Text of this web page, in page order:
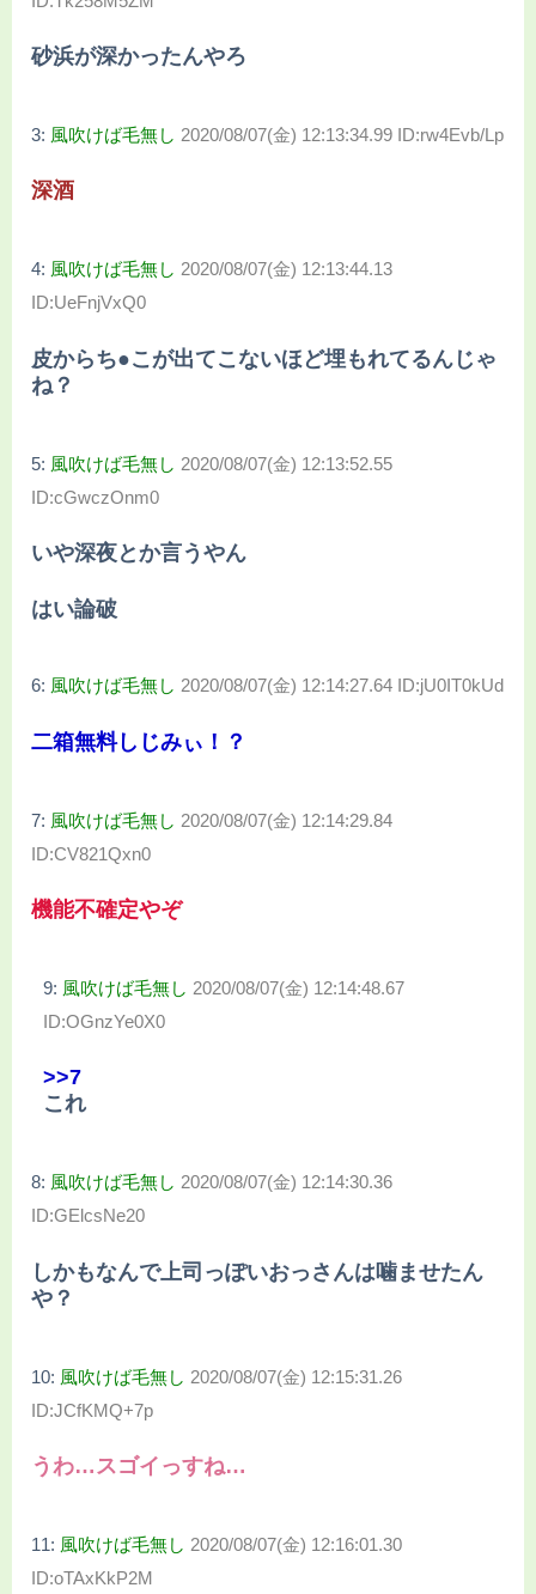
砂浜が深かったんやろ
3: 風吹けば毛無し 2020/08/07(金) 12:13:34.99 ID:rw4Evb/Lp
深酒
4: 風吹けば毛無し 2020/08/07(金) 12:13:44.13
ID:UeFnjVxQ0
皮からち●こが出てこないほど埋もれてるんじゃ
ね？
5: 風吹けば毛無し 2020/08/07(金) 12:13:52.55
ID:cGwczOnm0
いや深夜とか言うやん
はい論破
6: 風吹けば毛無し 2020/08/07(金) 12:14:27.64 ID:jU0IT0kUd
二箱無料しじみぃ！？
7: 風吹けば毛無し 2020/08/07(金) 12:14:29.84
ID:CV821Qxn0
機能不確定やぞ
9: 風吹けば毛無し 2020/08/07(金) 12:14:48.67
ID:OGnzYe0X0
>>7
これ
8: 風吹けば毛無し 2020/08/07(金) 12:14:30.36
ID:GElcsNe20
しかもなんで上司っぽいおっさんは噛ませたん
や？
10: 風吹けば毛無し 2020/08/07(金) 12:15:31.26
ID:JCfKMQ+7p
うわ…スゴイっすね…
11: 風吹けば毛無し 2020/08/07(金) 12:16:01.30
ID:oTAxKkP2M